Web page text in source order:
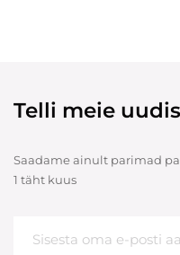
Telli meie
Saadame ainult parimad
1 täht kuus